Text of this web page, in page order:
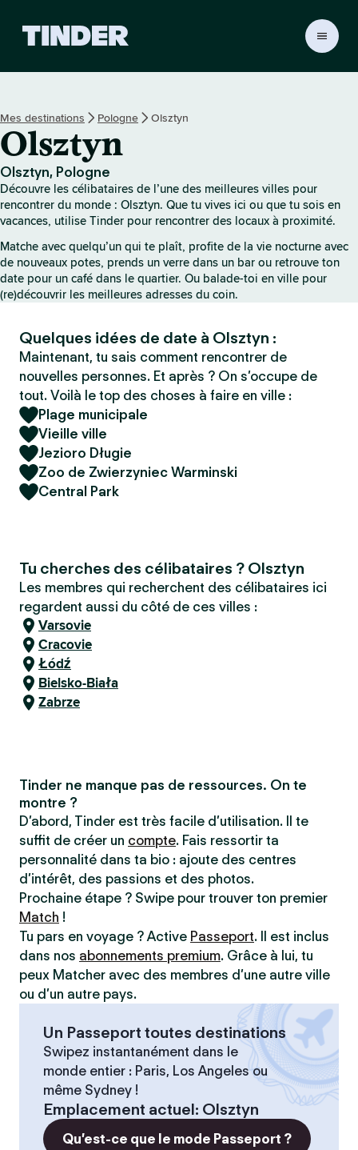
i
n
d
e
Mes destinations Pologne Olsztyn
Olsztyn
Olsztyn, Pologne
Découvre les célibataires de l’une des meilleures villes pour
rencontrer du monde : Olsztyn. Que tu vives ici ou que tu sois en
vacances, utilise Tinder pour rencontrer des locaux à proximité.
Matche avec quelqu’un qui te plaît, profite de la vie nocturne avec
de nouveaux potes, prends un verre dans un bar ou retrouve ton
date pour un café dans le quartier. Ou balade-toi en ville pour
(re)découvrir les meilleures adresses du coin.
Quelques idées de date à Olsztyn :
Maintenant, tu sais comment rencontrer de
nouvelles personnes. Et après ? On s’occupe de
tout. Voilà le top des choses à faire en ville :
Plage municipale
Vieille ville
Jezioro Długie
Zoo de Zwierzyniec Warminski
Central Park
Tu cherches des célibataires ? Olsztyn
Les membres qui recherchent des célibataires ici
regardent aussi du côté de ces villes :
Varsovie
Cracovie
Łódź
Bielsko-Biała
Zabrze
Tinder ne manque pas de ressources. On te
montre ?
D’abord, Tinder est très facile d’utilisation. Il te
suffit de créer un compte. Fais ressortir ta
personnalité dans ta bio : ajoute des centres
d’intérêt, des passions et des photos.
Prochaine étape ? Swipe pour trouver ton premier
Match !
Tu pars en voyage ? Active Passeport. Il est inclus
dans nos abonnements premium. Grâce à lui, tu
peux Matcher avec des membres d’une autre ville
ou d’un autre pays.
Un Passeport toutes destinations
Swipez instantanément dans le
monde entier : Paris, Los Angeles ou
même Sydney !
Emplacement actuel: Olsztyn
Qu’est-ce que le mode Passeport ?